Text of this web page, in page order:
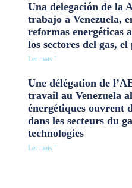
Una delegación de la
trabajo a Venezuela,
reformas energéticas
los sectores del gas,
Ler mais "
Une délégation de
travail au Venezuela
énergétiques ouvrent
dans les secteurs du
technologies
Ler mais "